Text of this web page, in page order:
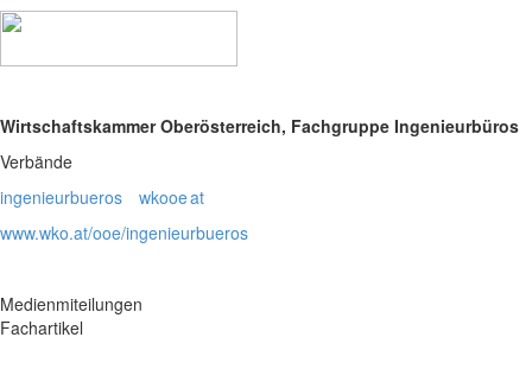
Wirtschaftskammer Oberösterreich, Fachgruppe Ingenieurbüros
Verbände
ingenieurbueros
wkooeat
www.wko.at/ooe/ingenieurbueros
Medienmiteilungen
Fachartikel